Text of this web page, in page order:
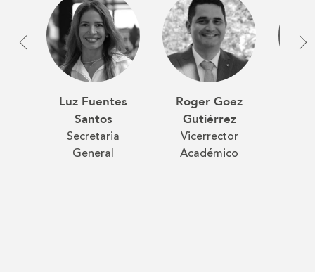
Luz Fuentes
Santos
Secretaria
General
Roger Goez
Gutiérrez
Vicerrector
Académico